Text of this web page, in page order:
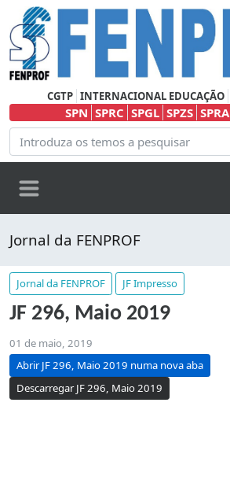
CGTP INTERNACIONAL EDUCAÇÃO
SPN SPRC SPGL SPZS SPRA
Jornal da FENPROF
Jornal da FENPROF JF Impresso
JF 296, Maio 2019
01 de maio, 2019
Abrir JF 296, Maio 2019 numa nova aba
Descarregar JF 296, Maio 2019